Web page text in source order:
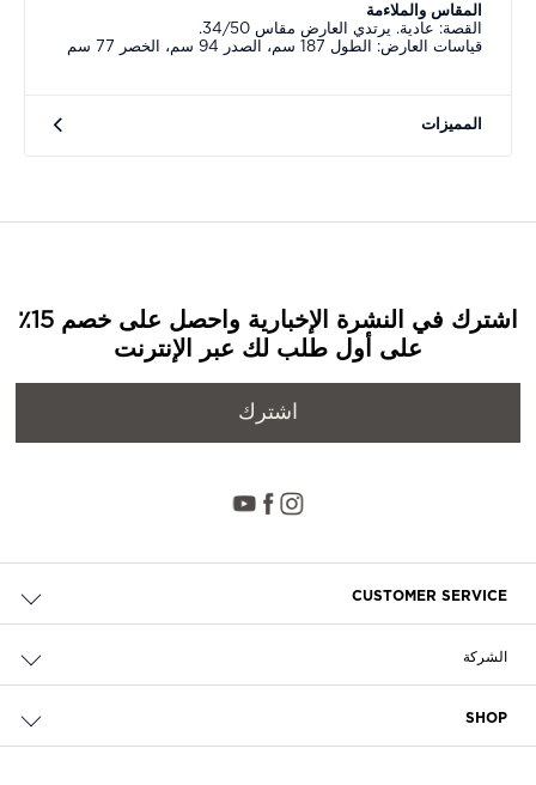
المقاس والملاءمة
القصة: عادية. يرتدي العارض مقاس 34/50.
قياسات العارض: الطول 187 سم، الصدر 94 سم، الخصر 77 سم
المميزات
اشترك في النشرة الإخبارية واحصل على خصم 15٪
على أول طلب لك عبر الإنترنت
اشترك
CUSTOMER SERVICE
الدفع
إرجاع مجاني
الشركة
SHOP